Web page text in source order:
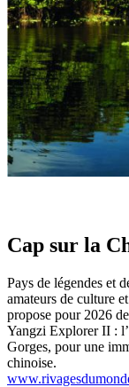
Cap sur la
Pays de légendes et
amateurs de culture
propose pour 2026
Yangzi Explorer II :
Gorges, pour une
chinoise.